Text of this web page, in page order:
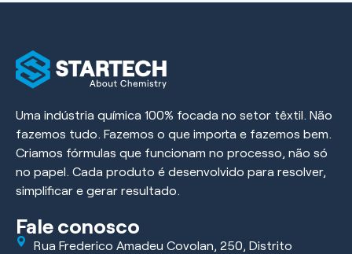
Uma indústria química 100% focada no setor têxtil. Não
fazemos tudo. Fazemos o que importa e fazemos bem.
Criamos fórmulas que funcionam no processo, não só
no papel. Cada produto é desenvolvido para resolver,
simplificar e gerar resultado.
Fale conosco
Rua Frederico Amadeu Covolan, 250, Distrito